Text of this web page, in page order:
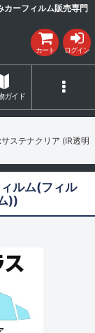
ーフィルム販売専門
カート ログイン
ガイド
ステナクリア (IR透明
ルム(フィル
))